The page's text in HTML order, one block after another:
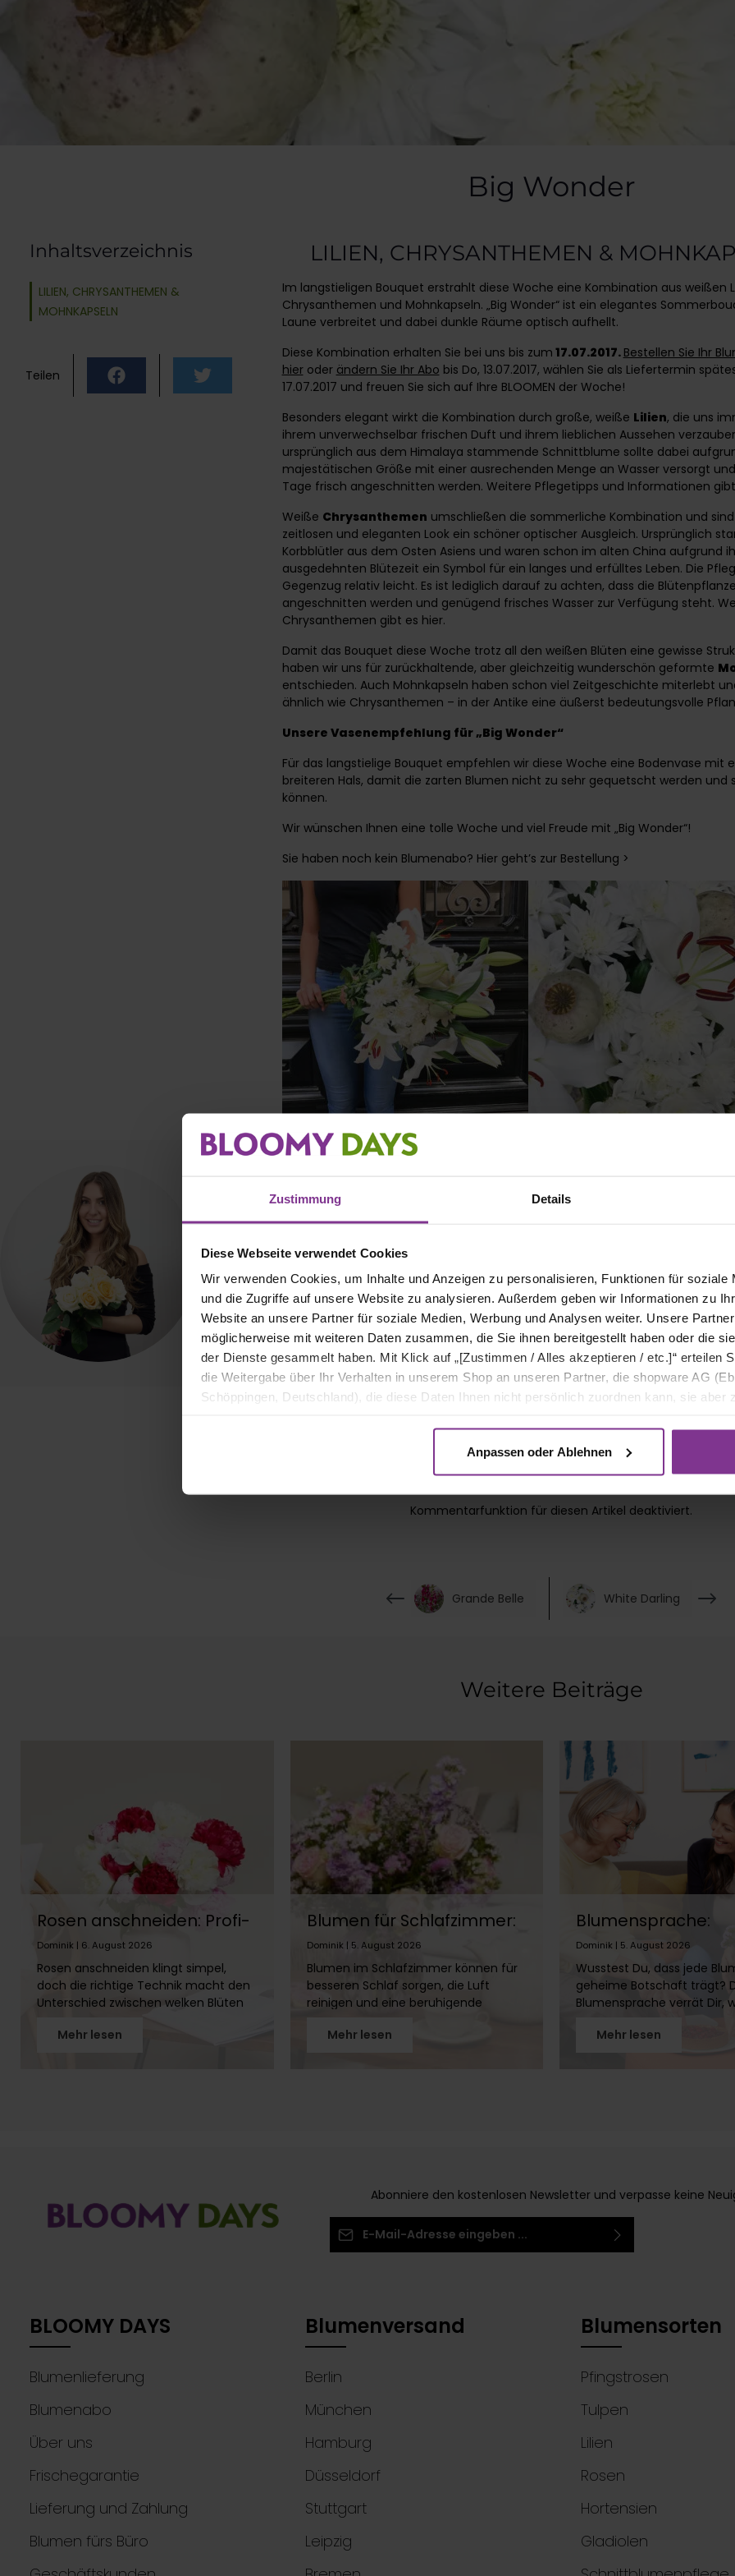
Zustimmung Details
Diese Webseite verwendet Cookies
Wir verwenden Cookies, um Inhalte und Anzeigen zu personalisieren, Funktionen für soziale
und die Zugriffe auf unsere Website zu analysieren. Außerdem geben wir Informationen zu
Website an unsere Partner für soziale Medien, Werbung und Analysen weiter. Unsere
möglicherweise mit weiteren Daten zusammen, die Sie ihnen bereitgestellt haben oder die
der Dienste gesammelt haben. Mit Klick auf „[Zustimmen / Alles akzeptieren / etc.]“ erteilen
die Weitergabe über Ihr Verhalten in unserem Shop an unseren Partner, die shopware AG
Schöppingen, Deutschland), die diese Daten Ihnen nicht persönlich zuordnen kann, sie aber
Anpassen oder Ablehnen
Big Wonder
Inhaltsverzeichnis
LILIEN, CHRYSANTHEMEN &
MOHNKAPSELN
Teilen
LILIEN, CHRYSANTHEMEN &
Im langstieligen Bouquet erstrahlt diese Woche eine Kombination aus weißen
Chrysanthemen und Mohnkapseln. „Big Wonder“ ist ein elegantes
Laune verbreitet und dabei dunkle Räume optisch aufhellt.
Diese Kombination erhalten Sie bei uns bis zum 17.07.2017. Bestellen Sie Ihr
hieroder ändern Sie Ihr Abo bis Do, 13.07.2017, wählen Sie als Liefertermin
17.07.2017 und freuen Sie sich auf Ihre BLOOMEN der Woche!
Besonders elegant wirkt die Kombination durch große, weiße Lilien, die uns
ihrem unverwechselbar frischen Duft und ihrem lieblichen Aussehen
ursprünglich aus dem Himalaya stammende Schnittblume sollte dabei
majestätischen Größe mit einer ausrechenden Menge an Wasser versorgt
Tage frisch angeschnitten werden. Weitere Pflegetipps und Informationen
Weiße Chrysanthemen umschließen die sommerliche Kombination und
zeitlosen und eleganten Look ein schöner optischer Ausgleich. Ursprünglich
Korbblütler aus dem Osten Asiens und waren schon im alten China aufgrund
ausgedehnten Blütezeit ein Symbol für ein langes und erfülltes Leben. Die
Gegenzug relativ leicht. Es ist lediglich darauf zu achten, dass die
angeschnitten werden und genügend frisches Wasser zur Verfügung steht.
Chrysanthemen gibt es hier.
Damit das Bouquet diese Woche trotz all den weißen Blüten eine gewisse
haben wir uns für zurückhaltende, aber gleichzeitig wunderschön geformte
entschieden. Auch Mohnkapseln haben schon viel Zeitgeschichte miterlebt
ähnlich wie Chrysanthemen – in der Antike eine äußerst bedeutungsvolle
Unsere Vasenempfehlung für „Big Wonder“
Für das langstielige Bouquet empfehlen wir diese Woche eine Bodenvase mit
breiteren Hals, damit die zarten Blumen nicht zu sehr gequetscht werden und
können.
Wir wünschen Ihnen eine tolle Woche und viel Freude mit „Big Wonder“!
Sie haben noch kein Blumenabo? Hier geht’s zur Bestellung >
Fabienne Lüdtke
Kommentarbereich
Kommentarfunktion für diesen Artikel deaktiviert.
Grande Belle White Darling
Weitere Beiträge
Rosen anschneiden: Profi-
Tipps für lange Frische
Dominik | 6. August 2026
Rosen anschneiden klingt simpel,
doch die richtige Technik macht den
Unterschied zwischen welken Blüten
Rosen über zwei Wochen. In diesem
Mehr lesen
Blumen für Schlafzimmer:
Welche eignen sich &
welche nicht?
Dominik | 5. August 2026
Blumen im Schlafzimmer können für
besseren Schlaf sorgen, die Luft
reinigen und eine beruhigende
jede Blume gehört ins Schlafzimmer!
Mehr lesen
Blumensprache:
Bedeutung von
Tulpen & Co.
Dominik | 5. August 2026
Wusstest Du, dass jede
geheime Botschaft trägt?
Blumensprache verrät Dir,
Lilien stecken. Entdecke die
Mehr lesen
Abonniere den kostenlosen Newsletter und verpasse keine
BLOOMY DAYS
Blumenlieferung
Blumenabo
Über uns
Frischegarantie
Lieferung und Zahlung
Blumen fürs Büro
Blumenversand
Berlin
München
Hamburg
Düsseldorf
Stuttgart
Leipzig
Blumensorten
Pfingstrosen
Tulpen
Lilien
Rosen
Hortensien
Gladiolen